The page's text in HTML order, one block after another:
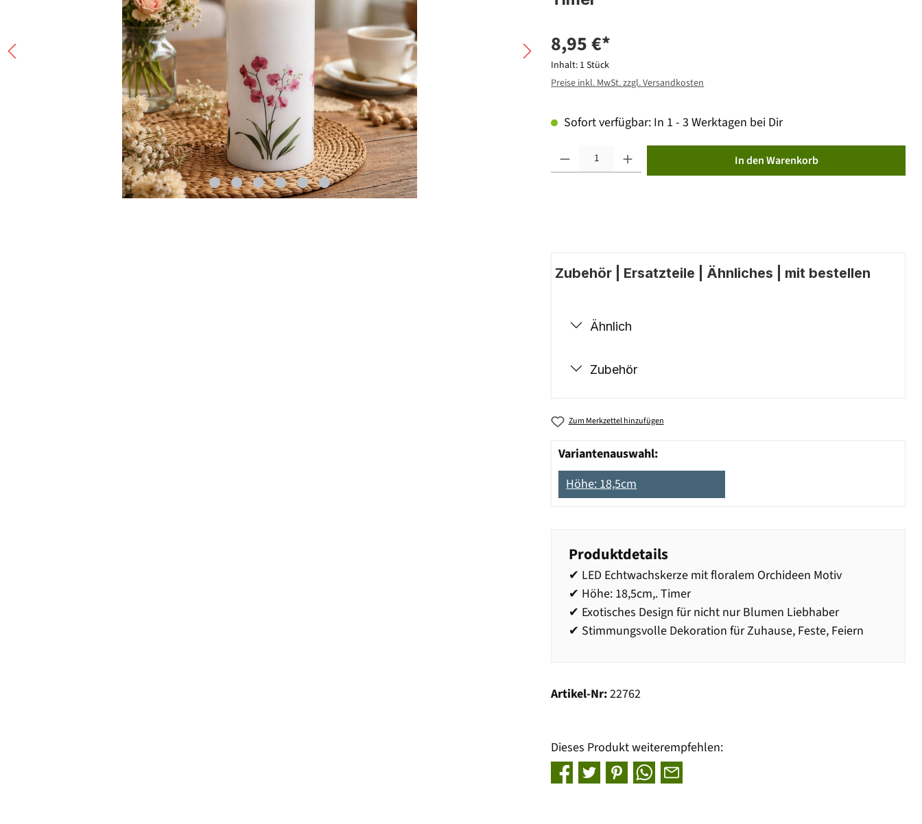
8,95 €*
Inhalt: 1 Stück
Preise inkl. MwSt. zzgl. Versandkosten
Sofort verfügbar: In 1 - 3 Werktagen bei Dir
In den Warenkorb
Zubehör | Ersatzteile | Ähnliches | mit bestellen
Ähnlich
Zubehör
Zum Merkzettel hinzufügen
Variantenauswahl:
Höhe: 18,5cm
Produktdetails
✔ LED Echtwachskerze mit floralem Orchideen Motiv
✔ Höhe: 18,5cm,. Timer
✔ Exotisches Design für nicht nur Blumen Liebhaber
✔ Stimmungsvolle Dekoration für Zuhause, Feste, Feiern
Artikel-Nr:22762
Dieses Produkt weiterempfehlen: